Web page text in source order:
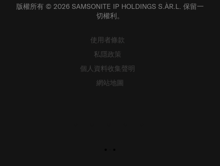
版權所有 © 2026 SAMSONITE IP HOLDINGS S.ÀR.L. 保留一
切權利。
使用者條款
私隱政策
個人資料收集聲明
網站地圖